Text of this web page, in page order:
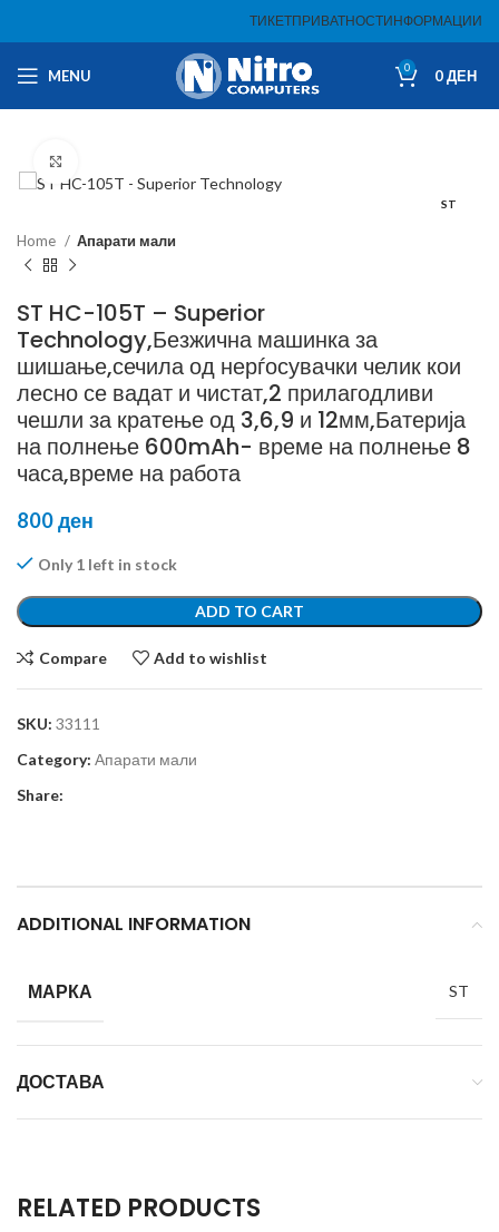
ТИКЕТПРИВАТНОСТИНФОРМАЦИИ
MENU 0 0ДЕН
ST
Home Апарати мали
ST HC-105T – Superior
Technology,Безжична машинка за
шишање,сечила од нерѓосувачки челик кои
лесно се вадат и чистат,2 прилагодливи
чешли за кратење од 3,6,9 и 12мм,Батерија
на полнење 600mAh- време на полнење 8
часа,време на работа
800ден
Only 1 left in stock
ADD TO CART
Compare Add to wishlist
SKU: 33111
Category: Апарати мали
Share:
ADDITIONAL INFORMATION
МАРКА ST
ДОСТАВА
RELATED PRODUCTS